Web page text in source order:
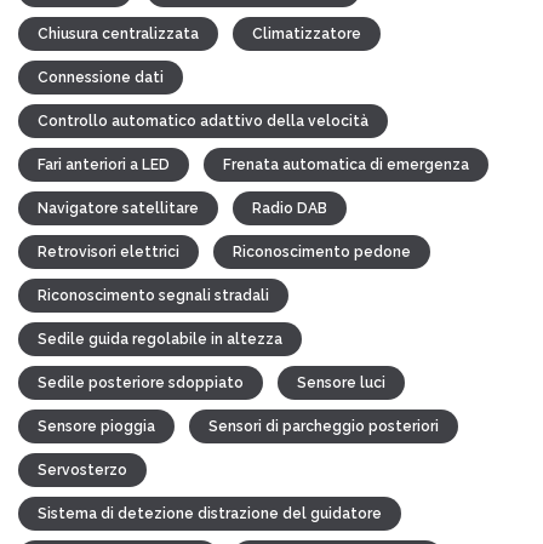
Chiusura centralizzata Climatizzatore
Connessione dati
Controllo automatico adattivo della velocità
Fari anteriori a LED Frenata automatica di emergenza
Navigatore satellitare Radio DAB
Retrovisori elettrici Riconoscimento pedone
Riconoscimento segnali stradali
Sedile guida regolabile in altezza
Sedile posteriore sdoppiato Sensore luci
Sensore pioggia Sensori di parcheggio posteriori
Servosterzo
Sistema di detezione distrazione del guidatore